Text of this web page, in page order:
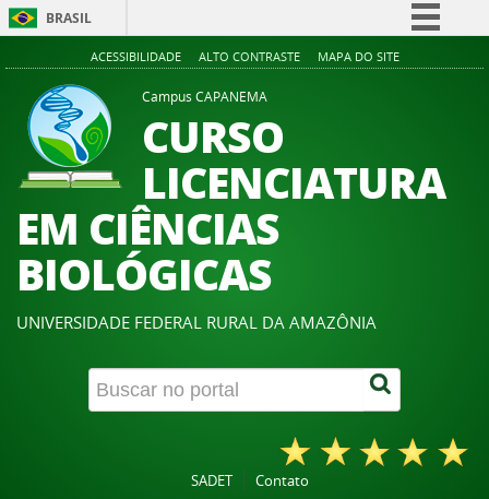
BRASIL
Simplifique!
Legislação
ACESSIBILIDADE ALTO CONTRASTE MAPA DO SITE
Campus CAPANEMA
CURSO
LICENCIATURA
EM CIÊNCIAS
BIOLÓGICAS
UNIVERSIDADE FEDERAL RURAL DA AMAZÔNIA
SADET Contato